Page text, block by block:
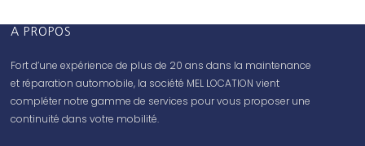
A PROPOS
Fort d’une expérience de plus de 20 ans dans la maintenance
et réparation automobile, la société MEL LOCATION vient
compléter notre gamme de services pour vous proposer une
continuité dans votre mobilité.